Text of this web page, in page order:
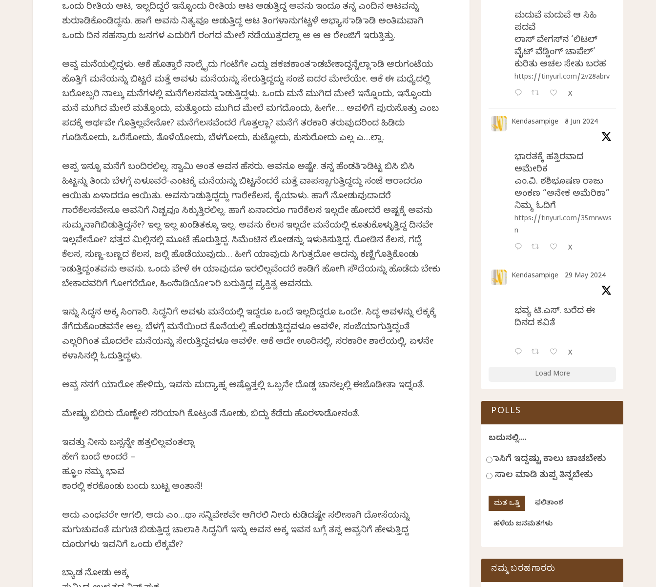
ಒಂದು ರೀತಿಯ ಆಟ, ಇಲ್ಲದಿದ್ದರೆ ಇನ್ನೊಂದು ರೀತಿಯ ಆಟ ಆಡುತ್ತಿದ್ದ ಅವನು ಇಂದೂ ತನ್ನ ಎಂದಿನ ಆಟವನ್ನು
ಶುರುಮಾಡಿಕೊಂಡಿದ್ದನು. ಹಾಗೆ ಅವನು ನಿತ್ಯವೂ ಆಡುತ್ತಿದ್ದ ಆಟ ತಿಂಗಳಾನುಗಟ್ಟಳೆ ಅಭ್ಯಾಸ ಮಾಡಿ ಮಾಡಿ ಅಂತಿಮವಾಗಿ
ಒಂದು ದಿನ ಸಹಸ್ರಾರು ಜನಗಳ ಎದುರಿಗೆ ರಂಗದ ಮೇಲೆ ನಡೆಯುತ್ತದಲ್ಲಾ ಆ ಆ ಆ ರೇಂಜಿಗೆ ಇರುತ್ತಿತ್ತು.
ಅವ್ವ ಮನೆಯಲ್ಲಿದ್ದಳು. ಆಕೆ ಹೊತ್ತಾರೆ ನಾಲ್ಕೈದು ಗಂಟೆಗೇ ಎದ್ದು ಚಕಚಕಾಂತ ಮಾಡಬೇಕಾದ್ದನ್ನೆಲ್ಲಾ ಮಾಡಿ ಆರುಗಂಟೆಯ
ಹೊತ್ತಿಗೆ ಮನೆಯನ್ನು ಬಿಟ್ಟರೆ ಮತ್ತೆ ಅವಳು ಮನೆಯನ್ನು ಸೇರುತ್ತಿದ್ದದ್ದು ಸಂಜೆ ಐದರ ಮೇಲೆಯೇ. ಆಕೆ ಈ ಮಧ್ಯೆದಲ್ಲಿ
ಬರೋಬ್ಬರಿ ನಾಲ್ಕು ಮನೆಗಳಲ್ಲಿ ಮನೆಗೆಲಸವನ್ನು ಮಾಡುತ್ತಿದ್ದಳು. ಒಂದು ಮನೆ ಮುಗಿದ ಮೇಲೆ ಇನ್ನೊಂದು, ಇನ್ನೊಂದು
ಮನೆ ಮುಗಿದ ಮೇಲೆ ಮತ್ತೊಂದು, ಮತ್ತೊಂದು ಮುಗಿದ ಮೇಲೆ ಮಗದೊಂದು, ಹೀಗೇ…. ಅವಳಿಗೆ ಪುರುಸೊತ್ತು ಎಂಬ
ಪದಕ್ಕೆ ಅರ್ಥವೇ ಗೊತ್ತಿಲ್ಲವೇನೋ? ಮನೆಗೆಲಸವೆಂದರೆ ಗೊತ್ತಲ್ಲಾ? ಮನೆಗೆ ತರಕಾರಿ ತರುವುದರಿಂದ ಹಿಡಿದು
ಗೂಡಿಸೋದು, ಒರೆಸೋದು, ತೊಳೆಯೋದು, ಬೆಳಗೋದು, ಕುಟ್ಟೋದು, ಕುಸುರೋದು ಎಲ್ಲ ಎ…ಲ್ಲಾ.
ಅಪ್ಪ ಇನ್ನೂ ಮನೆಗೆ ಬಂದಿರಲಿಲ್ಲ. ಸ್ವಾಮಿ ಅಂತ ಅವನ ಹೆಸರು. ಅವನೂ ಅಷ್ಟೇ. ತನ್ನ ಹೆಂಡತಿ ಮಾಡಿಟ್ಟ ಬಿಸಿ ಬಿಸಿ
ಹಿಟ್ಟನ್ನು ತಿಂದು ಬೆಳಗ್ಗೆ ಏಳೂವರೆ-ಎಂಟಕ್ಕೆ ಮನೆಯನ್ನು ಬಿಟ್ಟನೆಂದರೆ ಮತ್ತೆ ವಾಪಸ್ಸಾಗುತ್ತಿದ್ದದ್ದು ಸಂಜೆ ಆರಾದರೂ
ಆಯಿತು ಏಳಾದರೂ ಆಯಿತು. ಅವನು ಮಾಡುತ್ತಿದ್ದದ್ದು ಗಾರೇಕೆಲಸ, ಕೈಯಾಳು. ಹಾಗೆ ನೋಡುವುದಾದರೆ
ಗಾರೆಕೆಲಸವೇನೂ ಅವನಿಗೆ ನಿಚ್ಚವೂ ಸಿಕ್ಕುತ್ತಿರಲಿಲ್ಲ. ಹಾಗೆ ಏನಾದರೂ ಗಾರೆಕೆಲಸ ಇಲ್ಲದೇ ಹೋದರೆ ಅಷ್ಟಕ್ಕೆ ಅವನು
ಸುಮ್ಮನಾಗಿಬಿಡುತ್ತಿದ್ದನೇ? ಇಲ್ಲ ಇಲ್ಲ ಖಂಡಿತಕ್ಕೂ ಇಲ್ಲ. ಅವನು ಕೆಲಸ ಇಲ್ಲದೇ ಮನೆಯಲ್ಲಿ ಕೂತುಕೊಳ್ಳುತ್ತಿದ್ದ ದಿನವೇ
ಇಲ್ಲವೇನೋ? ಭತ್ತದ ಮಿಲ್ಲಿನಲ್ಲಿ ಮೂಟೆ ಹೊರುತ್ತಿದ್ದ. ಸಿಮೆಂಟಿನ ಲೋಡನ್ನು ಇಳುಕಿಸುತ್ತಿದ್ದ. ರೋಡಿನ ಕೆಲಸ, ಗದ್ದೆ
ಕೆಲಸ, ಸುಣ್ಣ-ಬಣ್ಣದ ಕೆಲಸ, ಜಲ್ಲಿ ಹೊಡೆಯುವುದು… ಹೀಗೆ ಯಾವುದು ಸಿಗುತ್ತದೋ ಅದನ್ನು ಕಣ್ಣಿಗೊತ್ತಿಕೊಂಡು
ಮಾಡುತ್ತಿದ್ದಂತವನು ಅವನು. ಒಂದು ವೇಳೆ ಈ ಯಾವುದೂ ಇರಲಿಲ್ಲವೆಂದರೆ ಕಾಡಿಗೆ ಹೋಗಿ ಸೌದೆಯನ್ನು ಹೊಡೆದು ಬೇಕು
ಬೇಕಾದವರಿಗೆ ಗೋಗರೆದೋ, ಹಿಂಸೆಮಾಡಿಯೋ ಮಾರಿ ಬರುತ್ತಿದ್ದ ವ್ಯಕ್ತಿತ್ವ ಅವನದು.
ಇನ್ನು ಸಿದ್ಧನ ಅಕ್ಕ ಸಿಂಗಾರಿ. ಸಿದ್ಧನಿಗೆ ಅವಳು ಮನೆಯಲ್ಲಿ ಇದ್ದರೂ ಒಂದೆ ಇಲ್ಲದಿದ್ದರೂ ಒಂದೇ. ಸಿದ್ಧ ಅವಳನ್ನು ಲೆಕ್ಕಕ್ಕೆ
ತೆಗೆದುಕೊಂಡವನೇ ಅಲ್ಲ. ಬೆಳಗ್ಗೆ ಮನೆಯಿಂದ ಕೊನೆಯಲ್ಲಿ ಹೊರಡುತ್ತಿದ್ದವಳೂ ಅವಳೇ, ಸಂಜೆಯಾಗುತ್ತಿದ್ದಂತೆ
ಎಲ್ಲರಿಗಿಂತ ಮೊದಲೇ ಮನೆಯನ್ನು ಸೇರುತ್ತಿದ್ದವಳೂ ಅವಳೇ. ಆಕೆ ಅದೇ ಊರಿನಲ್ಲಿ, ಸರಕಾರೀ ಶಾಲೆಯಲ್ಲಿ, ಏಳನೇ
ಕಳಾಸಿನಲ್ಲಿ ಓದುತ್ತಿದ್ದಳು.
ಅವ್ವ ನನಗೆ ಯಾರೋ ಹೇಳಿದ್ರು, ಇವನು ಮದ್ಯಾಹ್ನ ಅಷ್ಟೊತ್ತಲ್ಲಿ ಒಬ್ಬನೇ ದೊಡ್ಡ ಚಾನಲ್ನಲ್ಲಿ ಈಜೊಡೀತಾ ಇದ್ನಂತೆ.
ಮೇಷ್ಟ್ರು ಬಿದಿರು ದೊಣ್ಣೇಲಿ ಸರಿಯಾಗಿ ಕೊಟ್ರಂತೆ ನೋಡು, ಬಿದ್ದು ಕೆಡೆದು ಹೊರಳಾಡೋನಂತೆ.
ಇವತ್ತು ನೀನು ಬಸ್ಸನ್ನೇ ಹತ್ತಲಿಲ್ಲವಂತಲ್ಲಾ
ಹೇಗೆ ಬಂದೆ ಅಂದರೆ –
ಹ್ಞೂಂ ನಮ್ಮ ಭಾವ
ಕಾರಲ್ಲಿ ಕರಕೊಂಡು ಬಂದು ಬುಟ್ಟ ಅಂತಾನೆ!
ಅದು ಎಂಥವರೇ ಆಗಲಿ, ಅದು ಎಂ…ಥಾ ಸನ್ನಿವೇಶವೇ ಆಗಿರಲಿ ನೀರು ಕುಡಿದಷ್ಟೇ ಸಲೀಸಾಗಿ ದೋಸೆಯನ್ನು
ಮಗುಚುವಂತೆ ಮಗುಚಿ ಬಿಡುತ್ತಿದ್ದ ಚಾಲಾಕಿ ಸಿದ್ಧನಿಗೆ ಇನ್ನು ಅವನ ಅಕ್ಕ ಇವನ ಬಗ್ಗೆ ತನ್ನ ಅವ್ವನಿಗೆ ಹೇಳುತ್ತಿದ್ದ
ದೂರುಗಳು ಇವನಿಗೆ ಒಂದು ಲೆಕ್ಕವೇ?
ಬ್ಯಾಡ ನೋಡು ಅಕ್ಕ
ಮದುವೆ ಮದುವೆ ಆ ಸಿಹಿ
ಪದವೆ
ಲಾಸ್‌ ವೇಗಸ್‌ನ ‘ಲಿಟಲ್
ವೈಟ್ ವೆಡ್ಡಿಂಗ್ ಚಾಪೆಲ್’
ಕುರಿತು ಅಚಲ ಸೇತು ಬರಹ
https://tinyurl.com/2v28abrv
X
Kendasampige 8 Jun 2024
ಭಾರತಕ್ಕೆ ಹತ್ತಿರವಾದ
ಅಮೇರಿಕ
ಎಂ.ವಿ. ಶಶಿಭೂಷಣ ರಾಜು
ಅಂಕಣ “ಅನೇಕ ಅಮೆರಿಕಾ”
ನಿಮ್ಮ ಓದಿಗೆ
https://tinyurl.com/35mrwws
n
X
Kendasampige 29 May 2024
ಭವ್ಯ ಟಿ.ಎಸ್. ಬರೆದ ಈ
ದಿನದ ಕವಿತೆ
X
Load More
POLLS
ಬದುಕಿನಲ್ಲಿ....
ಹಾಸಿಗೆ ಇದ್ದಷ್ಟು ಕಾಲು ಚಾಚಬೇಕು
ಸಾಲ ಮಾಡಿ ತುಪ್ಪ ತಿನ್ನಬೇಕು
ಫಲಿತಾಂಶ
ಹಳೆಯ ಜನಮತಗಳು
ನಮ್ಮ ಬರಹಗಾರರು